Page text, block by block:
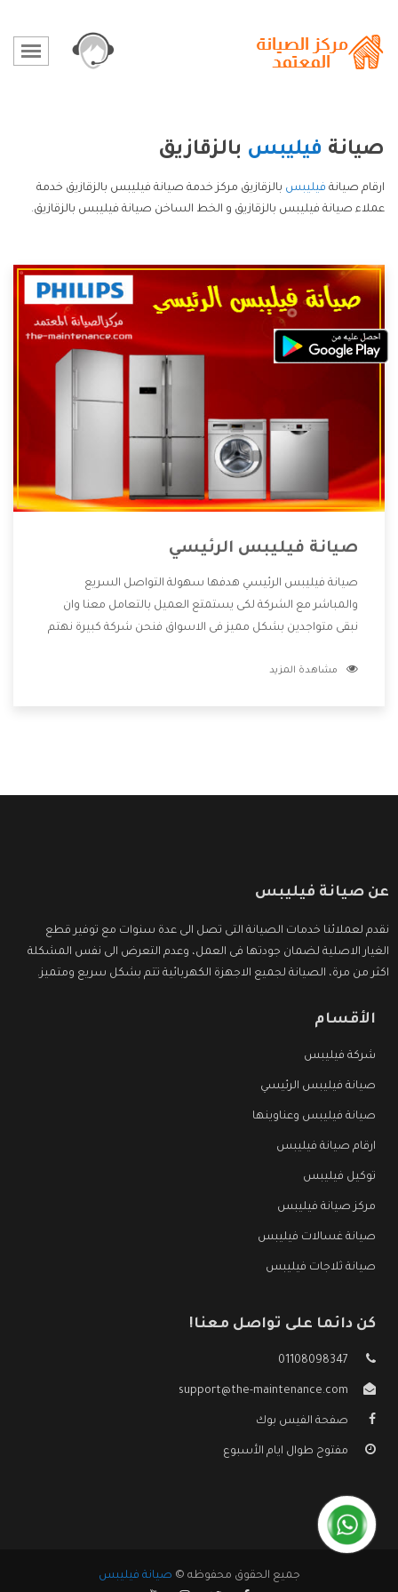
صيانة فيليبس بالزقازيق
ارقام صيانة فيليبس بالزقازيق مركز خدمة صيانة فيليبس بالزقازيق خدمة
عملاء صيانة فيليبس بالزقازيق و الخط الساخن صيانة فيليبس بالزقازيق.
صيانة فيليبس الرئيسي
صيانة فيليبس الرئيسي هدفها سهولة التواصل السريع
والمباشر مع الشركة لكى يستمتع العميل بالتعامل معنا وان
نبقى متواجدين بشكل مميز فى الاسواق فنحن شركة كبيرة نهتم
الشركة بها والتى تكون منها خدمة الصيانة التى تكون من أهم
مشاهدة المزيد
عن صيانة فيليبس
نقدم لعملائنا خدمات الصيانة التى تصل الى عدة سنوات مع توفير قطع
الغيار الاصلية لضمان جودتها فى العمل، وعدم التعرض الى نفس المشكلة
اكثر من مرة، الصيانة لجميع الاجهزة الكهربائية تتم بشكل سريع ومتميز.
الأقسام
شركة فيليبس
صيانة فيليبس الرئيسي
صيانة فيليبس وعناوينها
ارقام صيانة فيليبس
توكيل فيليبس
مركز صيانة فيليبس
صيانة غسالات فيليبس
صيانة ثلاجات فيليبس
كن دائما على تواصل معنا!
01108098347
support@the-maintenance.com
صفحة الفيس بوك
مفتوح طوال ايام الأسبوع
جميع الحقوق محفوظه © صيانة فيليبس